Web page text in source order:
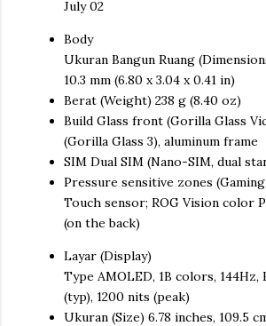
July 02
Body
Ukuran Bangun Ruang
10.3 mm (6.80 x 3.04 x 0.41 in)
Berat (Weight) 238 g (8.40 oz)
Build Glass front (Gorilla Glass
(Gorilla Glass 3), aluminum frame
SIM Dual SIM (Nano-SIM, dual
Pressure sensitive zones
Touch sensor; ROG Vision color
(on the back)
Layar (Display)
Type AMOLED, 1B colors, 144Hz,
(typ), 1200 nits (peak)
Ukuran (Size) 6.78 inches, 109.5